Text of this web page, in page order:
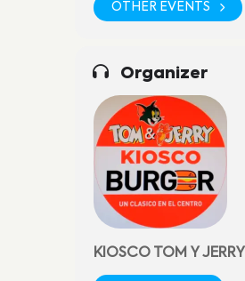
OTHER EVENTS
Organizer
KIOSCO TOM Y JERRY